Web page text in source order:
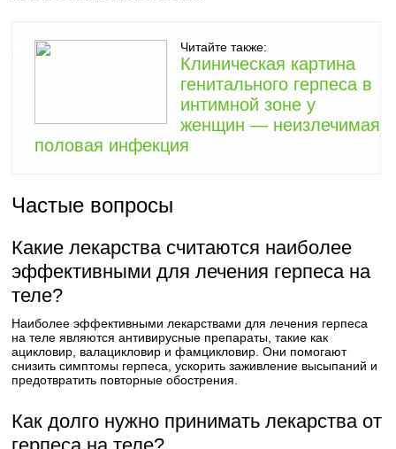
Читайте также:
Клиническая картина
генитального герпеса в
интимной зоне у
женщин — неизлечимая
половая инфекция
Частые вопросы
Какие лекарства считаются наиболее
эффективными для лечения герпеса на
теле?
Наиболее эффективными лекарствами для лечения герпеса
на теле являются антивирусные препараты, такие как
ацикловир, валацикловир и фамцикловир. Они помогают
снизить симптомы герпеса, ускорить заживление высыпаний и
предотвратить повторные обострения.
Как долго нужно принимать лекарства от